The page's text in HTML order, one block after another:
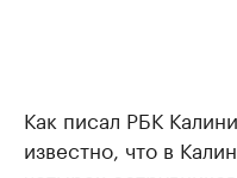
Как писал РБК
известно, что в